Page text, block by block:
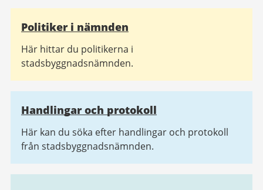
Relaterad
Politiker i nämnden
Här hittar du politikerna i
stadsbyggnadsnämnden.
Handlingar och protokoll
Här kan du söka efter handlingar och protokoll
från stadsbyggnadsnämnden.